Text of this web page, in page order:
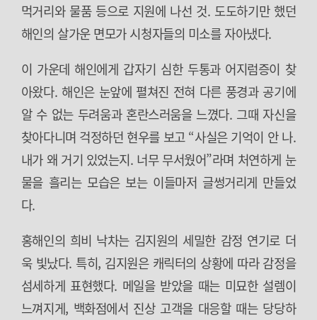
먹거리와 물품 등으로 지원에 나선 것. 도도하기만 했던
해인의 살가운 면모가 시청자들의 미소를 자아냈다.
이 가운데 해인에게 갑자기 심한 두통과 어지럼증이 찾
아왔다. 해인은 눈앞에 펼쳐진 전혀 다른 풍경과 공기에
알 수 없는 두려움과 혼란스러움을 느꼈다. 그때 자신을
찾아다니며 걱정하던 현우를 보고 “사실은 기억이 안 나.
내가 왜 거기 있었는지. 너무 무서웠어”라며 처연하게 눈
물을 흘리는 모습은 보는 이들마저 글썽거리게 만들었
다.
홍해인의 희비 낙차는 김지원의 세밀한 감정 연기로 더
욱 빛났다. 특히, 김지원은 캐릭터의 상황에 따라 감정을
섬세하게 표현했다. 메일을 받았을 때는 미묘한 설렘이
느껴지게, 백화점에서 진상 고객을 대응할 때는 당당하